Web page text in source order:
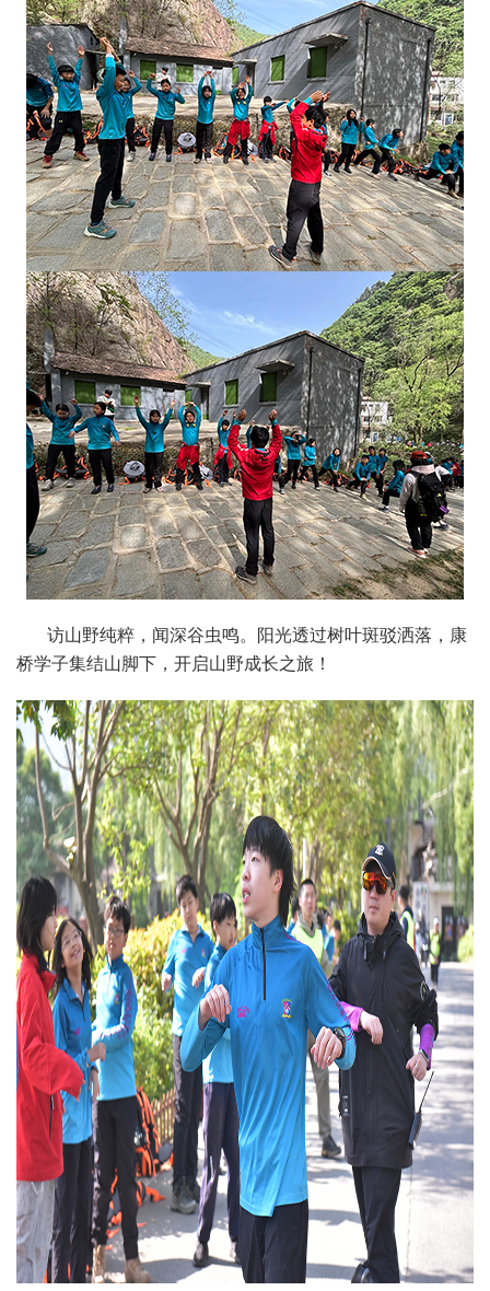
访山野纯粹，闻深谷虫鸣。阳光透过树叶斑驳洒落，康
桥学子集结山脚下，开启山野成长之旅！